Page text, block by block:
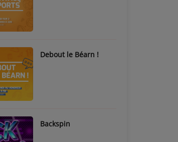
Debout le Béarn !
Backspin